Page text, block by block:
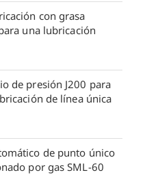
con grasa
una lubricación
de presión J200 para
de línea única
de punto único
por gas SML-60